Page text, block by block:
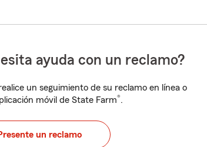
ayuda con un reclamo?
un seguimiento de su reclamo en línea o
móvil de State Farm®.
un reclamo